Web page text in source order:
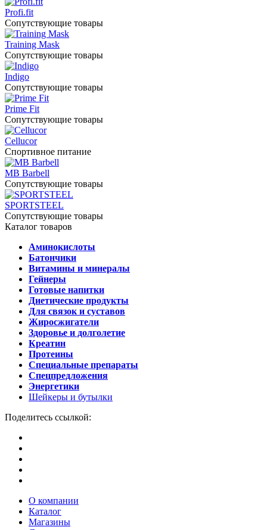
Profi.fit
Сопутствующие товары
Training Mask
Сопутствующие товары
Indigo
Сопутствующие товары
Prime Fit
Сопутствующие товары
Cellucor
Спортивное питание
MB Barbell
Сопутствующие товары
SPORTSTEEL
Сопутствующие товары
Каталог товаров
Аминокислоты
Батончики
Витамины и минералы
Гейнеры
Готовые напитки
Диетические продукты
Для связок и суставов
Жиросжигатели
Здоровье и долголетие
Креатин
Протеины
Специальные препараты
Спецпредложения
Энергетики
Шейкеры и бутылки
Поделитесь ссылкой:
О компании
Каталог
Магазины